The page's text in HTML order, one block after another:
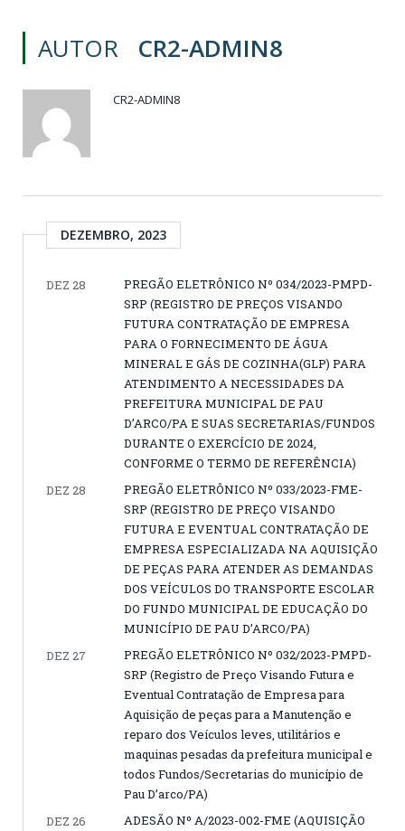
AUTOR CR2-ADMIN8
CR2-ADMIN8
DEZEMBRO, 2023
DEZ 28
PREGÃO ELETRÔNICO Nº 034/2023-PMPD-
SRP (REGISTRO DE PREÇOS VISANDO
FUTURA CONTRATAÇÃO DE EMPRESA
PARA O FORNECIMENTO DE ÁGUA
MINERAL E GÁS DE COZINHA(GLP) PARA
ATENDIMENTO A NECESSIDADES DA
PREFEITURA MUNICIPAL DE PAU
D’ARCO/PA E SUAS SECRETARIAS/FUNDOS
DURANTE O EXERCÍCIO DE 2024,
CONFORME O TERMO DE REFERÊNCIA)
DEZ 28
PREGÃO ELETRÔNICO Nº 033/2023-FME-
SRP (REGISTRO DE PREÇO VISANDO
FUTURA E EVENTUAL CONTRATAÇÃO DE
EMPRESA ESPECIALIZADA NA AQUISIÇÃO
DE PEÇAS PARA ATENDER AS DEMANDAS
DOS VEÍCULOS DO TRANSPORTE ESCOLAR
DO FUNDO MUNICIPAL DE EDUCAÇÃO DO
MUNICÍPIO DE PAU D’ARCO/PA)
DEZ 27
PREGÃO ELETRÔNICO Nº 032/2023-PMPD-
SRP (Registro de Preço Visando Futura e
Eventual Contratação de Empresa para
Aquisição de peças para a Manutenção e
reparo dos Veículos leves, utilitários e
maquinas pesadas da prefeitura municipal e
todos Fundos/Secretarias do município de
Pau D’arco/PA)
DEZ 26
ADESÃO Nº A/2023-002-FME (AQUISIÇÃO